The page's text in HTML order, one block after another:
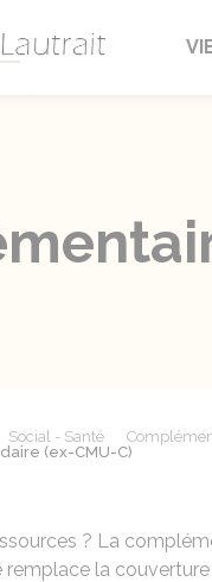
Triac-
Social - Santé
(ex-CMU-C)
? La
remplace la